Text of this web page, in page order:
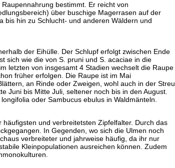
bestimmt. Er reicht von
über buschige Magerrasen auf der
bis hin zu Schlucht- und anderen Wäldern und
der Eihülle. Der Schlupf erfolgt zwischen Ende
sich wie die von S. pruni und S. acaciae in die
letzten von insgesamt 4 Stadien wechselt die Raupe
früher erfolgen. Die Raupe ist im Mai
an Rinde oder Zweigen, wohl auch in der Streu
Juni bis Mitte Juli, seltener noch bis in den August.
oder Sambucus ebulus in Waldmänteln.
und verbreitetsten Zipfelfalter. Durch das
In Gegenden, wo sich die Ulmen noch
verbreiteter und jahrweise häufig, da ihr nur
Kleinpopulationen ausreichen können. Zudem